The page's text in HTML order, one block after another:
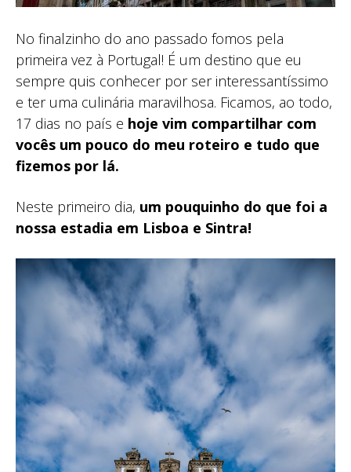
No finalzinho do ano passado fomos pela
primeira vez à Portugal! É um destino que eu
sempre quis conhecer por ser interessantíssimo
e ter uma culinária maravilhosa. Ficamos, ao todo,
17 dias no país e hoje vim compartilhar com
vocês um pouco do meu roteiro e tudo que
fizemos por lá.
Neste primeiro dia, um pouquinho do que foi a
nossa estadia em Lisboa e Sintra!